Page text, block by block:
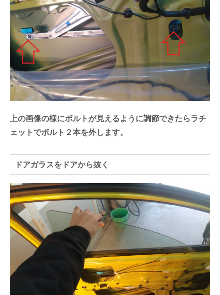
上の画像の様にボルトが見えるように調節できたらラチ
ェットでボルト２本を外します。
ドアガラスをドアから抜く